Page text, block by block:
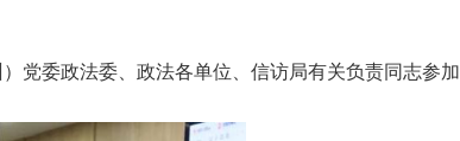
委政法委、政法各单位、信访局有关负责同志参加